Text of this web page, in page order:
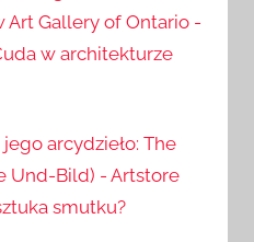
Art Gallery of Ontario -
w architekturze
arcydzieło: The
Und-Bild) - Artstore
smutku?